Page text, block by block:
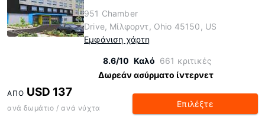
951 Chamber
Drive, Μίλφορντ, Ohio 45150, US
Εμφάνιση χάρτη
8.6/10 Καλό 661 κριτικές
Δωρεάν ασύρματο ίντερνετ
ΑΠΌ USD 137
ανά δωμάτιο / ανά νύχτα Επιλέξτε